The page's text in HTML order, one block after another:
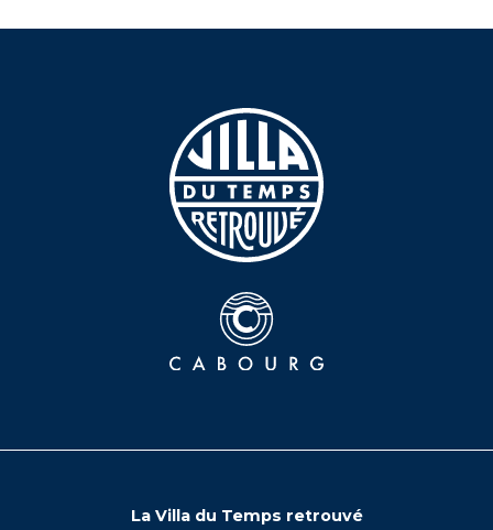
La Villa du Temps retrouvé